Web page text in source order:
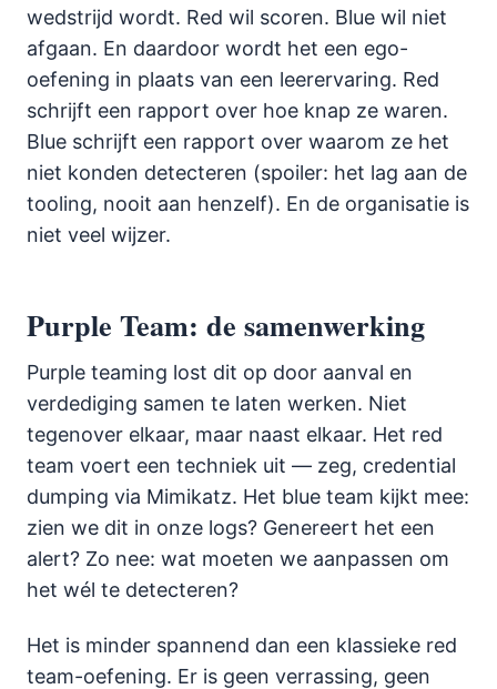
wedstrijd wordt. Red wil scoren. Blue wil niet
afgaan. En daardoor wordt het een ego-
oefening in plaats van een leerervaring. Red
schrijft een rapport over hoe knap ze waren.
Blue schrijft een rapport over waarom ze het
niet konden detecteren (spoiler: het lag aan de
tooling, nooit aan henzelf). En de organisatie is
niet veel wijzer.
Purple Team: de samenwerking
Purple teaming lost dit op door aanval en
verdediging samen te laten werken. Niet
tegenover elkaar, maar naast elkaar. Het red
team voert een techniek uit — zeg, credential
dumping via Mimikatz. Het blue team kijkt mee:
zien we dit in onze logs? Genereert het een
alert? Zo nee: wat moeten we aanpassen om
het wél te detecteren?
Het is minder spannend dan een klassieke red
team-oefening. Er is geen verrassing, geen